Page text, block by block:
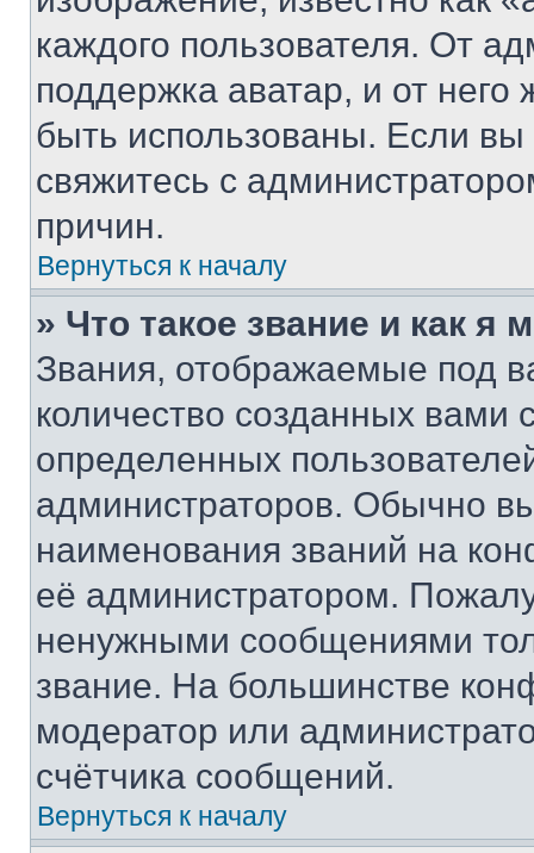
каждого пользователя. От
поддержка аватар, и от него
быть использованы. Если
свяжитесь с
причин.
Вернуться к началу
» Что такое звание и как я
Звания, отображаемые под
количество созданных
определенных
администраторов. Обычно
наименования званий на
её администратором.
ненужными сообщениями
звание. На большинстве
модератор или
счётчика сообщений.
Вернуться к началу